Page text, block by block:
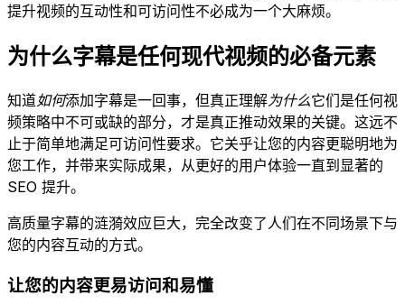
提升视频的互动性和可访问性不必成为一个大麻烦。
为什么字幕是任何现代视频的必备元素
知道如何添加字幕是一回事，但真正理解为什么它们是任何视
频策略中不可或缺的部分，才是真正推动效果的关键。这远不
止于简单地满足可访问性要求。它关乎让您的内容更聪明地为
您工作，并带来实际成果，从更好的用户体验一直到显著的
SEO 提升。
高质量字幕的涟漪效应巨大，完全改变了人们在不同场景下与
您的内容互动的方式。
让您的内容更易访问和易懂